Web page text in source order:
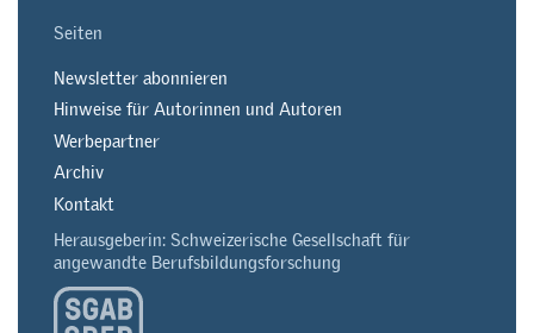
Seiten
Newsletter abonnieren
Hinweise für Autorinnen und Autoren
Werbepartner
Archiv
Kontakt
Herausgeberin: Schweizerische Gesellschaft für
angewandte Berufsbildungsforschung